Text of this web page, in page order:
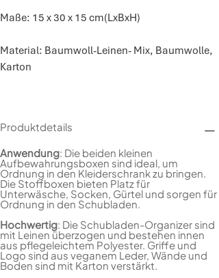
Maße: 15 x 30 x 15 cm(LxBxH)
Material: Baumwoll-Leinen- Mix, Baumwolle,
Karton
Produktdetails
Anwendung: Die beiden kleinen
Aufbewahrungsboxen sind ideal, um
Ordnung in den Kleiderschrank zu bringen.
Die Stoffboxen bieten Platz für
Unterwäsche, Socken, Gürtel und sorgen für
Ordnung in den Schubladen.
Hochwertig: Die Schubladen-Organizer sind
mit Leinen überzogen und bestehen innen
aus pflegeleichtem Polyester. Griffe und
Logo sind aus veganem Leder, Wände und
Boden sind mit Karton verstärkt.